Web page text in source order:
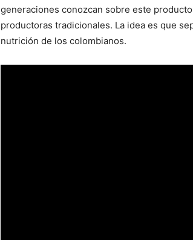
generaciones conozcan sobre este
productoras tradicionales. La idea es que
nutrición de los colombianos.